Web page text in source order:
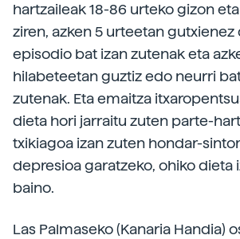
hartzaileak 18-86 urteko gizon
ziren, azken 5 urteetan
episodio bat izan zutenak eta
hilabeteetan guztiz edo neurri
zutenak. Eta emaitza
dieta hori jarraitu zuten parte-
txikiagoa izan zuten hondar-
depresioa garatzeko, ohiko dieta
baino.
Las Palmaseko (Kanaria Handia)